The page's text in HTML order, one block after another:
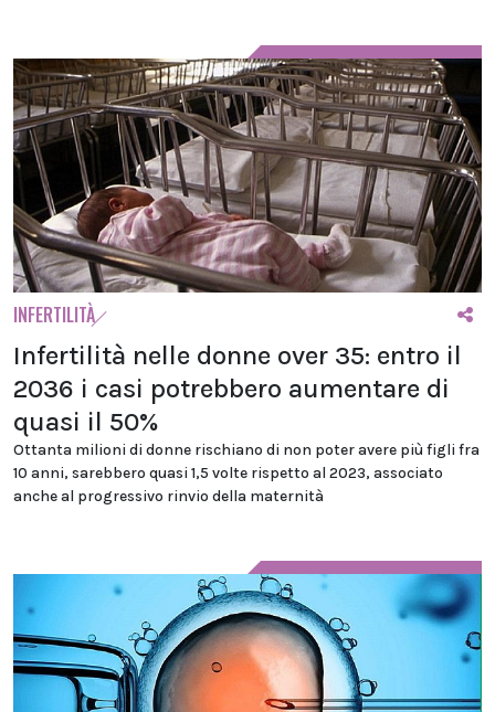
INFERTILITÀ
Infertilità nelle donne over 35: entro il
2036 i casi potrebbero aumentare di
quasi il 50%
Ottanta milioni di donne rischiano di non poter avere più figli fra
10 anni, sarebbero quasi 1,5 volte rispetto al 2023, associato
anche al progressivo rinvio della maternità